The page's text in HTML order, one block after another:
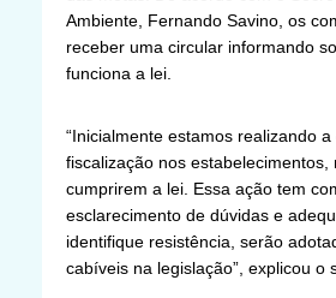
Ambiente, Fernando Savino, os
receber uma circular informando
funciona a lei.
“Inicialmente estamos realizando
fiscalização nos estabelecimentos,
cumprirem a lei. Essa ação tem
esclarecimento de dúvidas e
identifique resistência, serão
cabíveis na legislação”, explicou o